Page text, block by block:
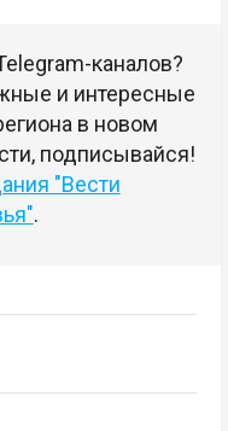
каналов?
и интересные
в новом
подписывайся!
"Вести
.